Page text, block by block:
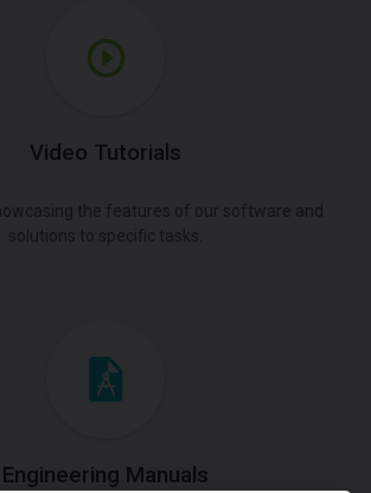
Video Tutorials
Engineering Manuals